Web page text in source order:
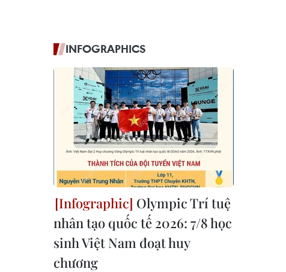
INFOGRAPHICS
Olympic Trí tuệ
nhân tạo quốc tế 2026: 7/8 học
sinh Việt Nam đoạt huy
chương